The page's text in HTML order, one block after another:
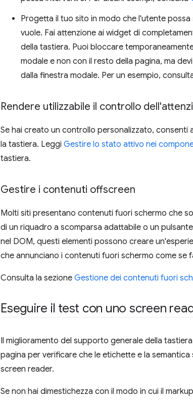
Progetta il tuo sito in modo che l'utente
vuole. Fai attenzione ai widget di
della tastiera. Puoi bloccare
modale e non con il resto della pagina, ma
dalla finestra modale. Per un esempio,
Rendere utilizzabile il controllo
Se hai creato un controllo personalizzato, consenti
la tastiera. Leggi Gestire lo stato attivo nei
tastiera.
Gestire i contenuti offscreen
Molti siti presentano contenuti fuori schermo che
di un riquadro a scomparsa adattabile o un
nel DOM, questi elementi possono creare
che annunciano i contenuti fuori schermo come se
Consulta la sezione Gestione dei contenuti fuori
Eseguire il test con uno screen
Il miglioramento del supporto generale della
pagina per verificare che le etichette e la
screen reader.
Se non hai dimestichezza con il modo in cui il